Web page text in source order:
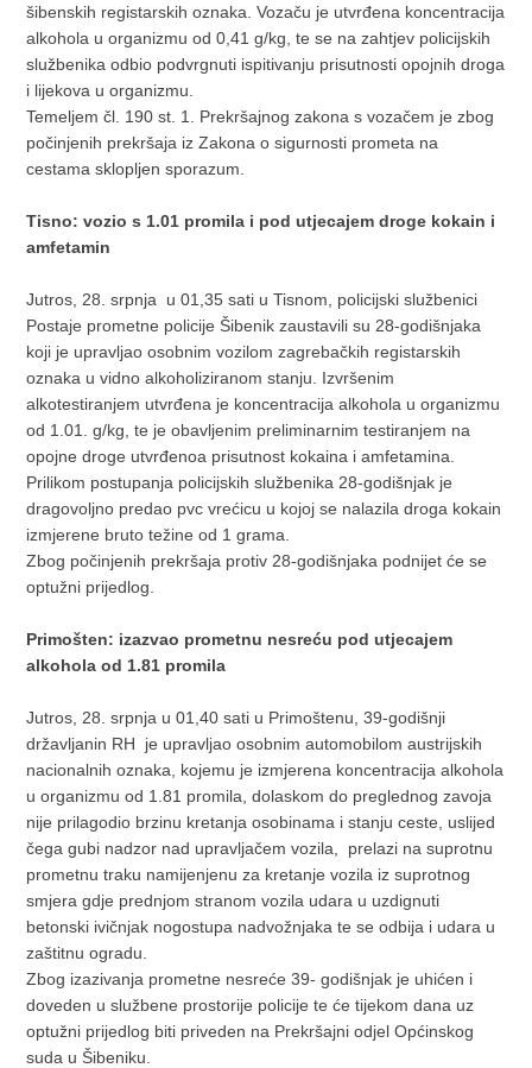
šibenskih registarskih oznaka. Vozaču je utvrđena koncentracija
alkohola u organizmu od 0,41 g/kg, te se na zahtjev policijskih
službenika odbio podvrgnuti ispitivanju prisutnosti opojnih droga
i lijekova u organizmu.
Temeljem čl. 190 st. 1. Prekršajnog zakona s vozačem je zbog
počinjenih prekršaja iz Zakona o sigurnosti prometa na
cestama sklopljen sporazum.
Tisno: vozio s 1.01 promila i pod utjecajem droge kokain i
amfetamin
Jutros, 28. srpnja u 01,35 sati u Tisnom, policijski službenici
Postaje prometne policije Šibenik zaustavili su 28-godišnjaka
koji je upravljao osobnim vozilom zagrebačkih registarskih
oznaka u vidno alkoholiziranom stanju. Izvršenim
alkotestiranjem utvrđena je koncentracija alkohola u organizmu
od 1.01. g/kg, te je obavljenim preliminarnim testiranjem na
opojne droge utvrđenoa prisutnost kokaina i amfetamina.
Prilikom postupanja policijskih službenika 28-godišnjak je
dragovoljno predao pvc vrećicu u kojoj se nalazila droga kokain
izmjerene bruto težine od 1 grama.
Zbog počinjenih prekršaja protiv 28-godišnjaka podnijet će se
optužni prijedlog.
Primošten: izazvao prometnu nesreću pod utjecajem
alkohola od 1.81 promila
Jutros, 28. srpnja u 01,40 sati u Primoštenu, 39-godišnji
državljanin RH je upravljao osobnim automobilom austrijskih
nacionalnih oznaka, kojemu je izmjerena koncentracija alkohola
u organizmu od 1.81 promila, dolaskom do preglednog zavoja
nije prilagodio brzinu kretanja osobinama i stanju ceste, uslijed
čega gubi nadzor nad upravljačem vozila, prelazi na suprotnu
prometnu traku namijenjenu za kretanje vozila iz suprotnog
smjera gdje prednjom stranom vozila udara u uzdignuti
betonski ivičnjak nogostupa nadvožnjaka te se odbija i udara u
zaštitnu ogradu.
Zbog izazivanja prometne nesreće 39- godišnjak je uhićen i
doveden u službene prostorije policije te će tijekom dana uz
optužni prijedlog biti priveden na Prekršajni odjel Općinskog
suda u Šibeniku.